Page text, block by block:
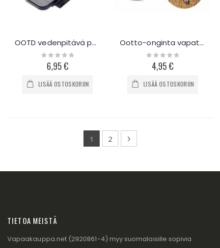
OOTD vedenpitävä perhorasia
Rating:
0%6,95 €
LISÄÄ OSTOSKORIIN
Ootto-onginta vapateline 25cm
Rating:
0%4,95 €
LISÄÄ OSTOSKORIIN
You're currently reading page
1 Page
2 Page
Seuraava
TIETOA MEISTÄ
Vapaakauppa.net (2920861-4) myy suomalaisille sopivia